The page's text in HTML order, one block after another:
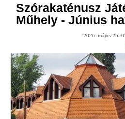
Szórakaténusz
Műhely - Június
2026. május 25.